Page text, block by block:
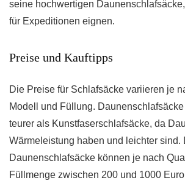
seine hochwertigen
für Expeditionen eignen.
Preise und Kauftipps
Die Preise für Schlafsäcke variieren je
Modell und Füllung.
teurer als Kunstfaserschlafsäcke, da
Wärmeleistung haben und leichter sind.
Daunenschlafsäcke können je nach
Füllmenge zwischen 200 und 1000